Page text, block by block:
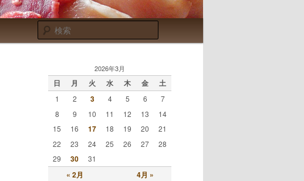
索
2026年3月
日 月 火 水 木 金 土
« 2月 4月 »
1 2 3 4 5 6
7
8
9 10 11 12 13
14
15
16 17 18 19 20
21
22
23 24 25 26 27
28
29
30 31